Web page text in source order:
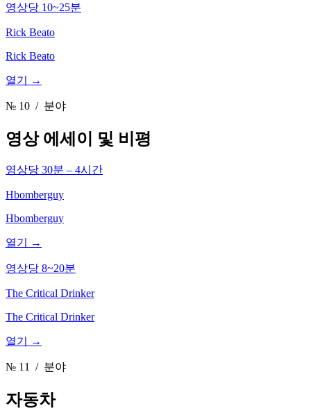
영상당 10~25분
Rick Beato
Rick Beato
열기 →
№ 10 / 분야
영상 에세이 및 비평
영상당 30분 – 4시간
Hbomberguy
Hbomberguy
열기 →
영상당 8~20분
The Critical Drinker
The Critical Drinker
열기 →
№ 11 / 분야
자동차